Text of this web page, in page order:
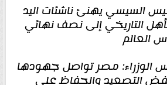
السيسي يهنئ ناشئات اليد
التاريخي إلى نصف نهائي
العالم
الوزراء: مصر تواصل جهودها
التصعيد والحفاظ على